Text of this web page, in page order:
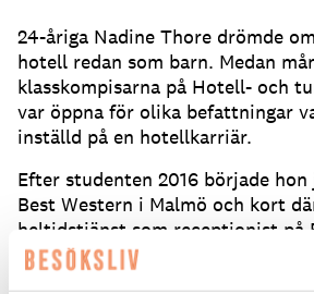
24-åriga Nadine Thore drömde
hotell redan som barn. Medan
klasskompisarna på Hotell- och
var öppna för olika befattningar
inställd på en hotellkarriär.
Efter studenten 2016 började
Best Western i Malmö och kort
heltidstjänst som receptionist på
Hotel i Lund. I mitten av 2019
hotellet efter föräldraledigheten